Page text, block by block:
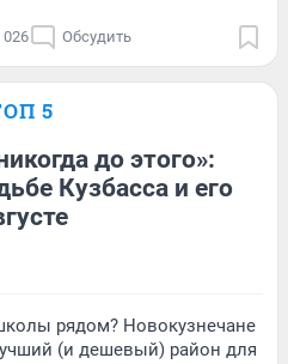
026 Обсудить
5
до этого»:
Кузбасса и его
рядом? Новокузнечане
(и дешевый) район для